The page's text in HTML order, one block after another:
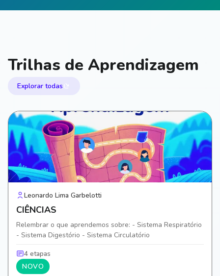
Trilhas de Aprendizagem
Explorar todas
Leonardo Lima Garbelotti
CIÊNCIAS
Relembrar o que aprendemos sobre: - Sistema Respiratório
- Sistema Digestório - Sistema Circulatório
4 etapas
NOVO